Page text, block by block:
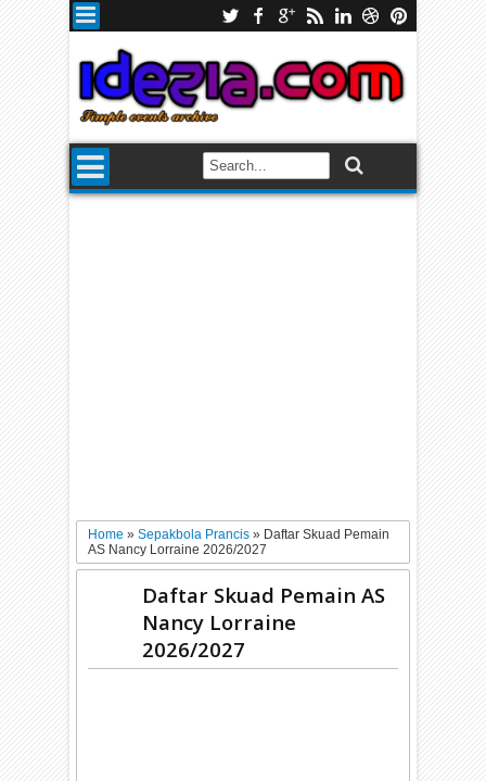
Home»Sepakbola Prancis» Daftar Skuad Pemain
AS Nancy Lorraine 2026/2027
Daftar Skuad Pemain AS
Nancy Lorraine
2026/2027